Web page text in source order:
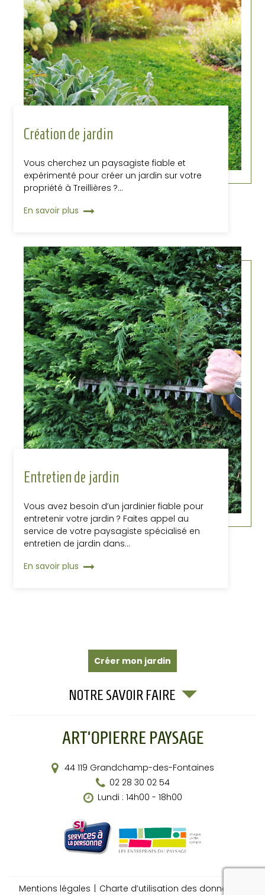
Création de jardin
Vous cherchez un paysagiste fiable et
expérimenté pour créer un jardin sur votre
propriété à Treillières ?…
En savoir plus
Entretien de jardin
Vous avez besoin d’un jardinier fiable pour
entretenir votre jardin ? Faites appel au
service de votre paysagiste spécialisé en
entretien de jardin dans…
En savoir plus
Créer mon jardin
NOTRE SAVOIR FAIRE
44 119 Grandchamp-des-Fontaines
02 28 30 02 54
Lundi : 14h00 - 18h00
Mentions légales Charte d’utilisation des données